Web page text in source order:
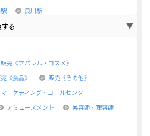
良川駅
る
販売《アパレル・コスメ》
《食品》
販売《その他》
ーケティング・コールセンター
アミューズメント 美容師・理容師